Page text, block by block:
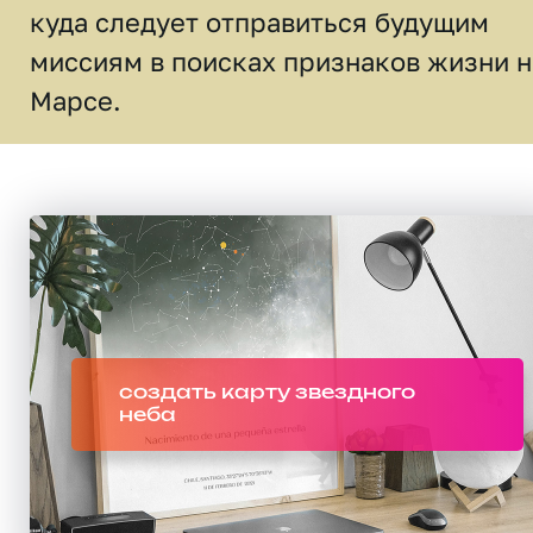
куда следует отправиться будущим
миссиям в поисках признаков жизни
Марсе.
создать карту звездного
неба